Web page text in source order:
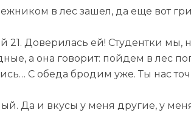
в лес зашел, да еще вот
21. Доверилась ей! Студентки мы,
а она говорит: пойдем в лес
С обеда бродим уже. Ты нас
Да и вкусы у меня другие, у